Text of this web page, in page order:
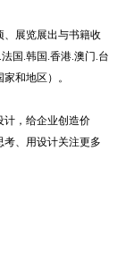
展览展出与书籍收
国.韩国.香港.澳门.台
和地区）。
计，给企业创造价
、用设计关注更多